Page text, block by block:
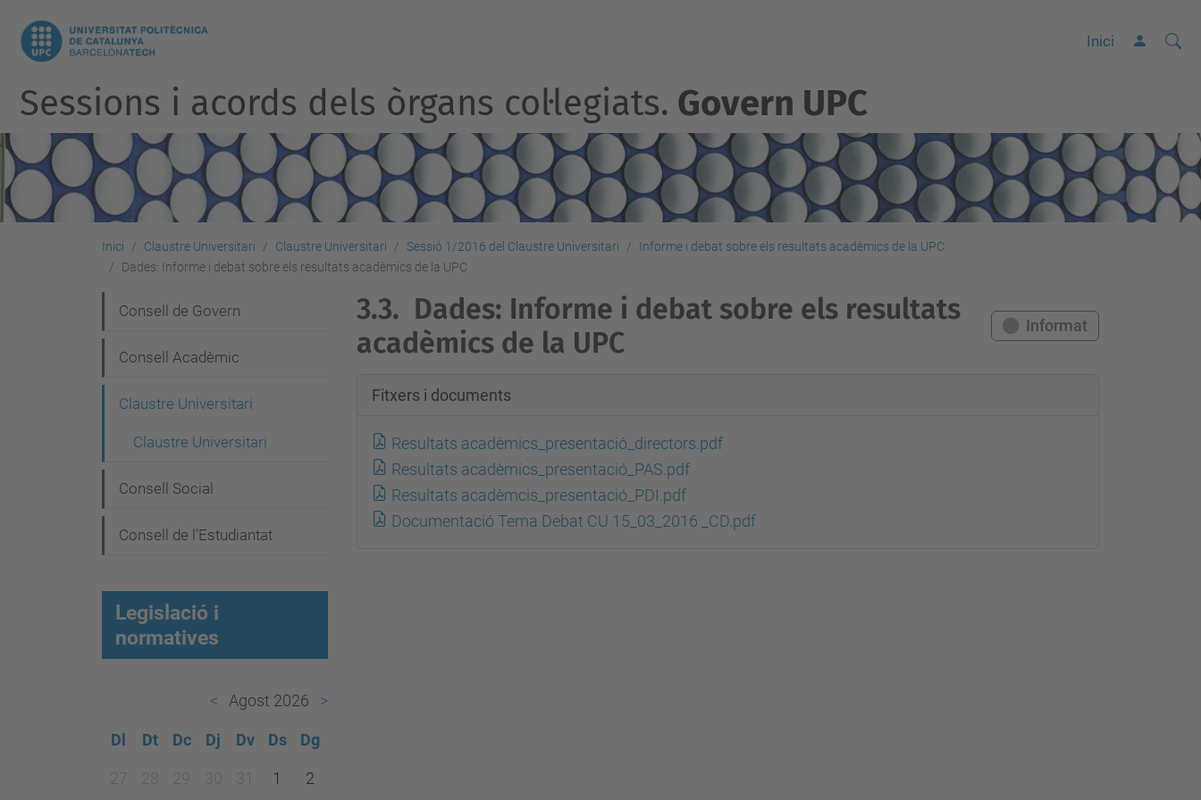
Inici Cerca
C
a
a
v
a
Sessions i acords dels òrgans col·legiats. Govern UPC
Inici Claustre Universitari Claustre Universitari Sessió 1/2016 del Claustre Universitari
Informe i debat sobre els resultats acadèmics de la UPC
Dades: Informe i debat sobre els resultats acadèmics de la UPC
3.3. Dades: Informe i debat sobre els resultats
acadèmics de la UPC
Informat
Fitxers i documents
Resultats acadèmics_presentació_directors.pdf
Resultats acadèmics_presentació_PAS.pdf
Resultats acadèmcis_presentació_PDI.pdf
Documentació Tema Debat CU 15_03_2016 _CD.pdf
a
v
a
i
ó
Consell de Govern
Consell Acadèmic
Claustre Universitari
Claustre Universitari
Consell Social
Consell de l'Estudiantat
Legislació i
normatives
Agost 2026
m
Dl Dt Dc Dj Dv Ds Dg
27 28 29 30 31 1
2